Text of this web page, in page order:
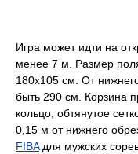
Игра может идти на
менее 7 м. Размер
180х105 см. От
быть 290 см. Корзина
кольцо, обтянутое
0,15 м от нижнего
FIBAдля мужских